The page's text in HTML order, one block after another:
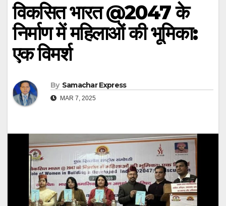
विकसित भारत @2047 के
निर्माण में महिलाओं की भूमिका:
एक विमर्श
By Samachar Express
MAR 7, 2025